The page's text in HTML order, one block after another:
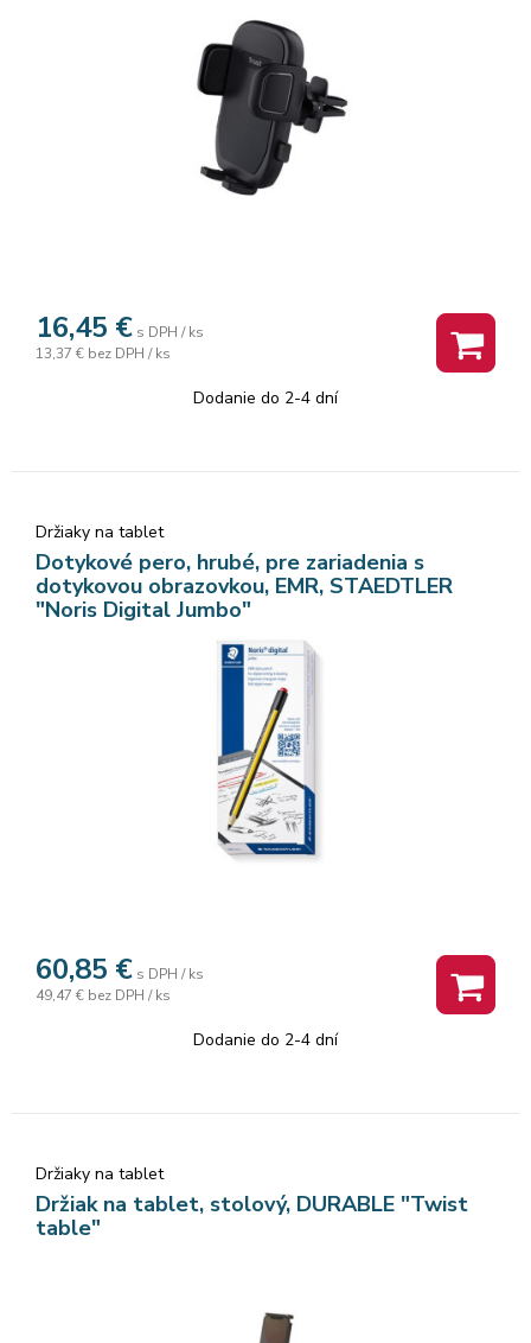
16,45 € s DPH / ks
13,37 € bez DPH / ks
Dodanie do 2-4 dní
Držiaky na tablet
Dotykové pero, hrubé, pre zariadenia s
dotykovou obrazovkou, EMR, STAEDTLER
"Noris Digital Jumbo"
60,85 € s DPH / ks
49,47 € bez DPH / ks
Dodanie do 2-4 dní
Držiaky na tablet
Držiak na tablet, stolový, DURABLE "Twist
table"